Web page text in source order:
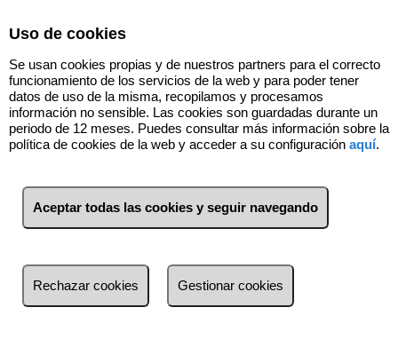
Nuestros servicios AIRMAR Inmobiliaria
Nos encargamos de todo
Aparte de servicios inmobiliarios podemos ofrecerte una amplia
variedad de
servicios complementarios.
Gestiones compra - venta:
registrado sobre la propiedad que le interesa.
Averiguamos que no existe ninguna otra deuda, como impuestos
Uso de cookies
Se usan cookies propias y de nuestros partners para el correcto
funcionamiento de los servicios de la web y para poder tener
datos de uso de la misma, recopilamos y procesamos
información no sensible. Las cookies son guardadas durante un
periodo de 12 meses. Puedes consultar más información sobre la
política de cookies de la web y acceder a su configuración aquí.
Aceptar todas las cookies y seguir navegando
Rechazar cookies Gestionar cookies